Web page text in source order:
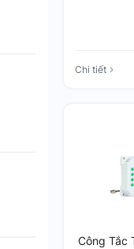
Chi tiết
Công Tắc